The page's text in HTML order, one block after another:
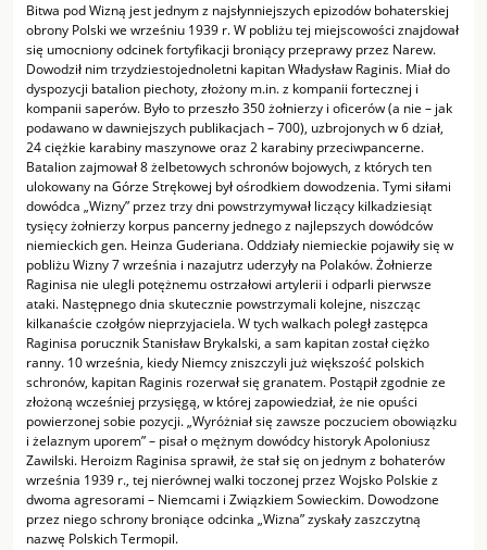
Bitwa pod Wizną jest jednym z najsłynniejszych epizodów bohaterskiej
obrony Polski we wrześniu 1939 r. W pobliżu tej miejscowości znajdował
się umocniony odcinek fortyfikacji broniący przeprawy przez Narew.
Dowodził nim trzydziestojednoletni kapitan Władysław Raginis. Miał do
dyspozycji batalion piechoty, złożony m.in. z kompanii fortecznej i
kompanii saperów. Było to przeszło 350 żołnierzy i oficerów (a nie – jak
podawano w dawniejszych publikacjach – 700), uzbrojonych w 6 dział,
24 ciężkie karabiny maszynowe oraz 2 karabiny przeciwpancerne.
Batalion zajmował 8 żelbetowych schronów bojowych, z których ten
ulokowany na Górze Strękowej był ośrodkiem dowodzenia. Tymi siłami
dowódca „Wizny” przez trzy dni powstrzymywał liczący kilkadziesiąt
tysięcy żołnierzy korpus pancerny jednego z najlepszych dowódców
niemieckich gen. Heinza Guderiana. Oddziały niemieckie pojawiły się w
pobliżu Wizny 7 września i nazajutrz uderzyły na Polaków. Żołnierze
Raginisa nie ulegli potężnemu ostrzałowi artylerii i odparli pierwsze
ataki. Następnego dnia skutecznie powstrzymali kolejne, niszcząc
kilkanaście czołgów nieprzyjaciela. W tych walkach poległ zastępca
Raginisa porucznik Stanisław Brykalski, a sam kapitan został ciężko
ranny. 10 września, kiedy Niemcy zniszczyli już większość polskich
schronów, kapitan Raginis rozerwał się granatem. Postąpił zgodnie ze
złożoną wcześniej przysięgą, w której zapowiedział, że nie opuści
powierzonej sobie pozycji. „Wyróżniał się zawsze poczuciem obowiązku
i żelaznym uporem” – pisał o mężnym dowódcy historyk Apoloniusz
Zawilski. Heroizm Raginisa sprawił, że stał się on jednym z bohaterów
września 1939 r., tej nierównej walki toczonej przez Wojsko Polskie z
dwoma agresorami – Niemcami i Związkiem Sowieckim. Dowodzone
przez niego schrony broniące odcinka „Wizna” zyskały zaszczytną
nazwę Polskich Termopil.